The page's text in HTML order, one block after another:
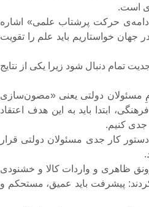
است.
حرکت پرشتاب علمی» اشاره
خواستاریم باید علم را تقویت
تمام دنبال شود زیرا یکی از نتایج
مسئولان دولتی یعنی «مصون‌سازی
ابتدا باید به این هدف اعتقاد
جدی کنیم.
کار جدی مسئولان دولتی قرار
ظاهری و واردات کالا و خشنودی
پیشرفت باید عمیق، مستحکم و